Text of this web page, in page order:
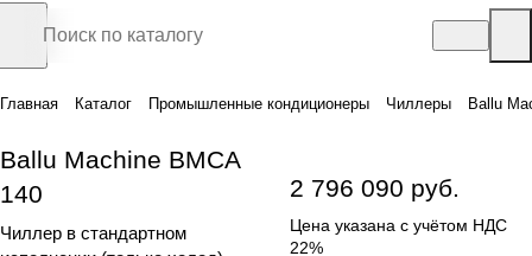
Главная Каталог Промышленные кондиционеры Чиллеры Ballu
Ballu Machine BMCA
140
Чиллер в стандартном
2 796 090 руб.
Цена указана с учётом НДС
22%